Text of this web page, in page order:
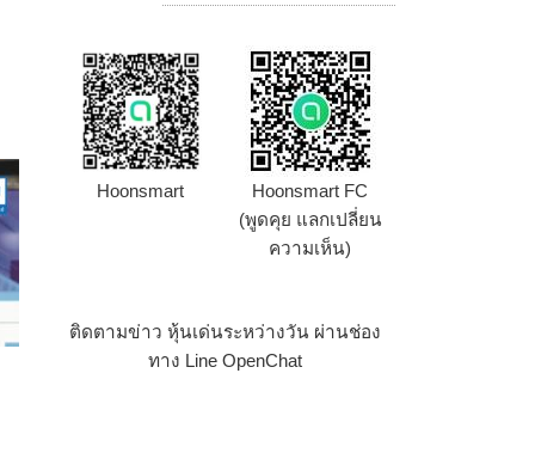
Hoonsmart
Hoonsmart FC
(พูดคุย แลกเปลี่ยน
ความเห็น)
ติดตามข่าว หุ้นเด่นระหว่างวัน ผ่านช่อง
ทาง Line OpenChat